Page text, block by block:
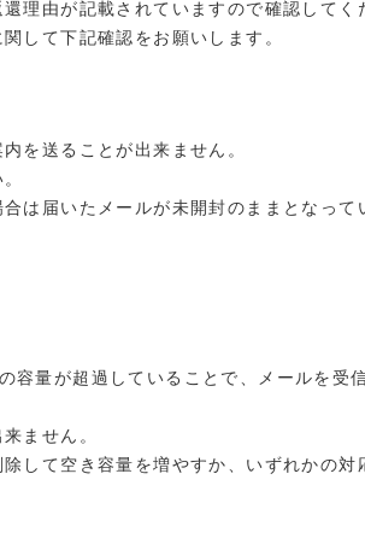
理由が記載されていますので確認してく
して下記確認をお願いします。
を送ることが出来ません。
は届いたメールが未開封のままとなって
量が超過していることで、メールを受
ません。
して空き容量を増やすか、いずれかの対